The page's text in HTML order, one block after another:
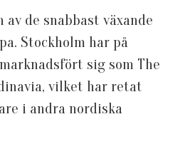
av de snabbast växande
Stockholm har på
sig som The
vilket har retat
i andra nordiska